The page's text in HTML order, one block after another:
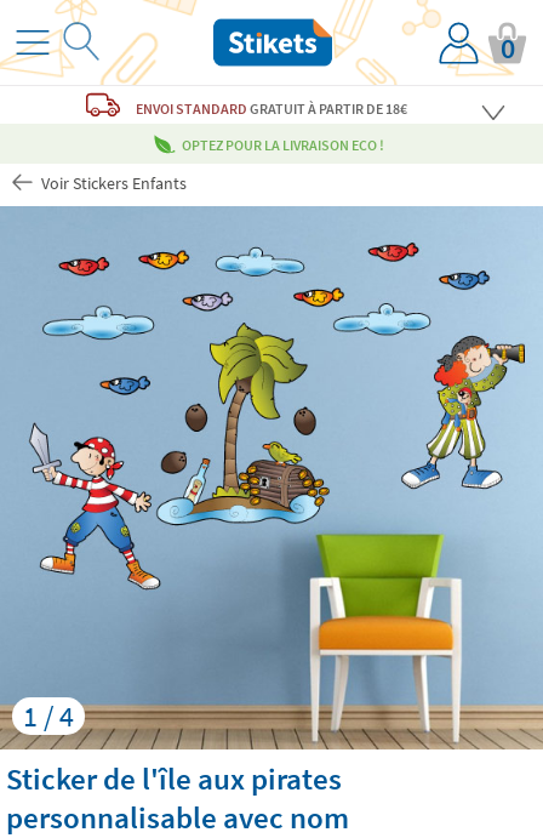
0
ENVOI STANDARDGRATUITÀ PARTIR DE 18€
OPTEZ POUR LA LIVRAISON ECO !
Voir Stickers Enfants
1 / 4
Sticker de l'île aux pirates
personnalisable avec nom